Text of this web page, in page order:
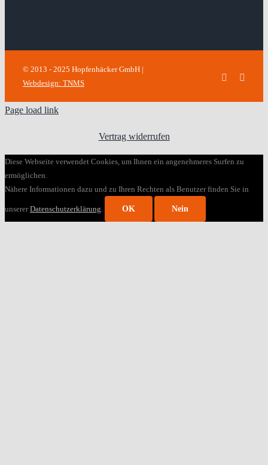
© 2013 - 2025 Hopfenhäcker GmbH |
Webdesign: TNMS
Facebook
Page load link
Vertrag widerrufen
Diese Webseite verwendet Cookies, um Ihnen ein angenehmeres Surfen zu
ermöglichen.
Nähere Informationen dazu und zu Ihren Rechten als Benutzer finden Sie in
unsererDatenschutzerklärung. OK Nein